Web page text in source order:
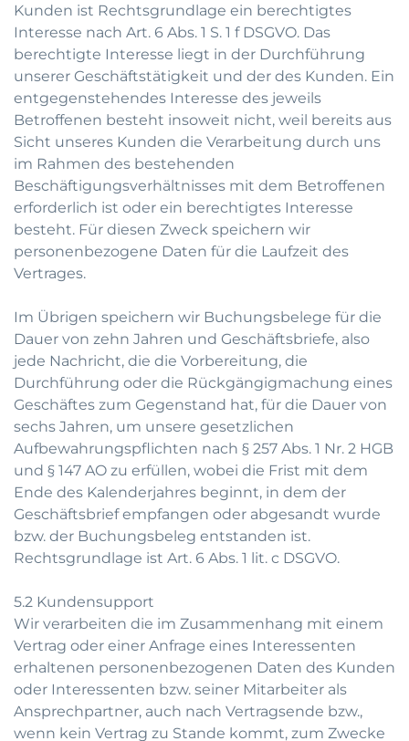
Kunden ist Rechtsgrundlage ein berechtigtes
Interesse nach Art. 6 Abs. 1 S. 1 f DSGVO. Das
berechtigte Interesse liegt in der Durchführung
unserer Geschäftstätigkeit und der des Kunden. Ein
entgegenstehendes Interesse des jeweils
Betroffenen besteht insoweit nicht, weil bereits aus
Sicht unseres Kunden die Verarbeitung durch uns
im Rahmen des bestehenden
Beschäftigungsverhältnisses mit dem Betroffenen
erforderlich ist oder ein berechtigtes Interesse
besteht. Für diesen Zweck speichern wir
personenbezogene Daten für die Laufzeit des
Vertrages.
Im Übrigen speichern wir Buchungsbelege für die
Dauer von zehn Jahren und Geschäftsbriefe, also
jede Nachricht, die die Vorbereitung, die
Durchführung oder die Rückgängigmachung eines
Geschäftes zum Gegenstand hat, für die Dauer von
sechs Jahren, um unsere gesetzlichen
Aufbewahrungspflichten nach § 257 Abs. 1 Nr. 2 HGB
und § 147 AO zu erfüllen, wobei die Frist mit dem
Ende des Kalenderjahres beginnt, in dem der
Geschäftsbrief empfangen oder abgesandt wurde
bzw. der Buchungsbeleg entstanden ist.
Rechtsgrundlage ist Art. 6 Abs. 1 lit. c DSGVO.
5.2 Kundensupport
Wir verarbeiten die im Zusammenhang mit einem
Vertrag oder einer Anfrage eines Interessenten
erhaltenen personenbezogenen Daten des Kunden
oder Interessenten bzw. seiner Mitarbeiter als
Ansprechpartner, auch nach Vertragsende bzw.,
wenn kein Vertrag zu Stande kommt, zum Zwecke